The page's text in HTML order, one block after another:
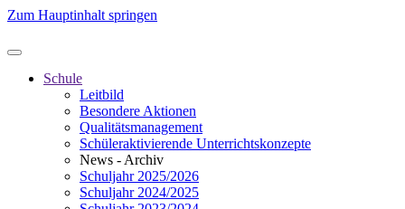
Zum Hauptinhalt springen
Schule
Leitbild
Besondere Aktionen
Qualitätsmanagement
Schüleraktivierende Unterrichtskonzepte
News - Archiv
Schuljahr 2025/2026
Schuljahr 2024/2025